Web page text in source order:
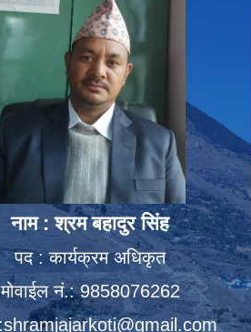
नाम : श्रम बहादुर सिंह
पद : कार्यक्रम अधिकृत
मोवाईल नं.: 9858076262
shramjajarkoti@gmail.com